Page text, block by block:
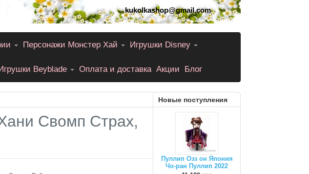
kukolkashop@gmail.com
Персонажи Монстер Хай Игрушки Disney
Beyblade Оплата и доставка Акции Блог
Новые поступления
Пуллип Озз он Япония
Чо-ран Пуллип 2022
Свомп Страх,